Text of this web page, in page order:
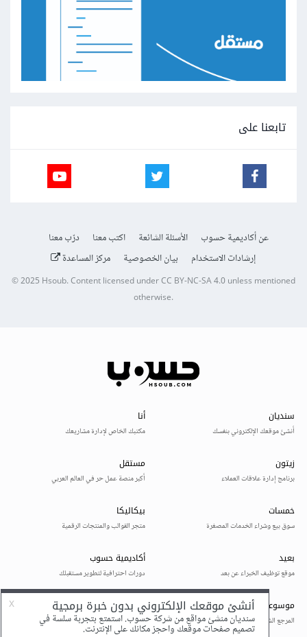
تابعنا على
عن أكاديمية حسوب الأسئلة الشائعة اكتب معنا
درّب معنا
إرشادات الاستخدام
بيان الخصوصية مركز المساعدة
© 2025Hsoub.Content licensed underCC BY-NC-SA 4.0unless mentioned
otherwise.